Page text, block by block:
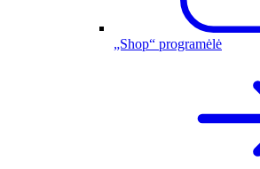
„Shop“ programėlė